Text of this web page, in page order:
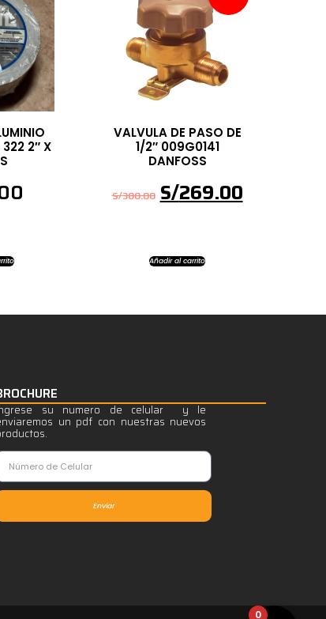
322 2″ X
VALVULA DE PASO DE
1/2″ 009G0141
DANFOSS
S/300.00 S/269.00
Añadir al carrito
su numero de celular y le
un pdf con nuestras nuevos
Enviar
0